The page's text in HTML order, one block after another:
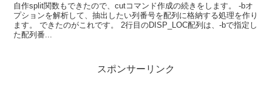
自作split関数もできたので、cutコマンド作成の続きをします。 -bオ
プションを解析して、抽出したい列番号を配列に格納する処理を作り
ます。 できたのがこれです。 2行目のDISP_LOC配列は、-bで指定し
た配列番...
スポンサーリンク